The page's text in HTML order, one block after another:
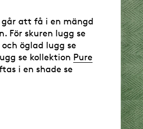
att få i en mängd
För skuren lugg se
öglad lugg se
se kollektion Pure
i en shade se